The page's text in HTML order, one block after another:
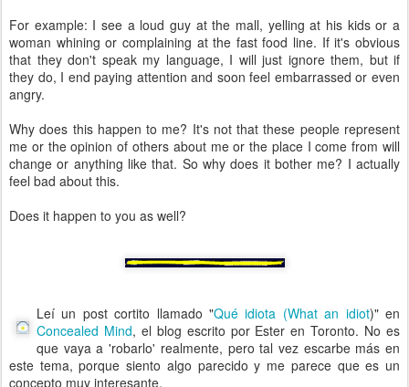
For example: I see a loud guy at the mall, yelling at his kids or a
woman whining or complaining at the fast food line. If it's obvious
that they don't speak my language, I will just ignore them, but if
they do, I end paying attention and soon feel embarrassed or even
angry.
Why does this happen to me? It's not that these people represent
me or the opinion of others about me or the place I come from will
change or anything like that. So why does it bother me? I actually
feel bad about this.
Does it happen to you as well?
Leí un post cortito llamado "Qué idiota (What an idiot)" en
Concealed Mind, el blog escrito por Ester en Toronto. No es
que vaya a 'robarlo' realmente, pero tal vez escarbe más en
este tema, porque siento algo parecido y me parece que es un
concepto muy interesante.